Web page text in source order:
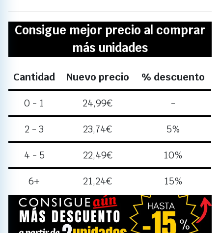
Consigue mejor precio al comprar
más unidades
Cantidad Nuevo precio % descuento
0 - 1 24,99€ -
2 - 3 23,74€ 5%
4 - 5 22,49€ 10%
6+ 21,24€ 15%